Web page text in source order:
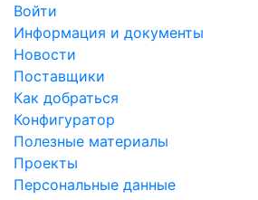
Войти
Информация и документы
Новости
Поставщики
Как добраться
Конфигуратор
Полезные материалы
Проекты
Персональные данные